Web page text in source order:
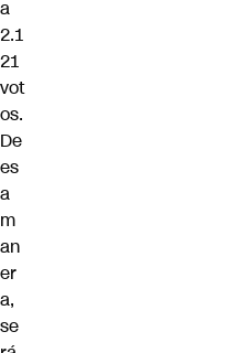
a
2.1
21
vot
os.
De
es
a
m
an
er
a,
se